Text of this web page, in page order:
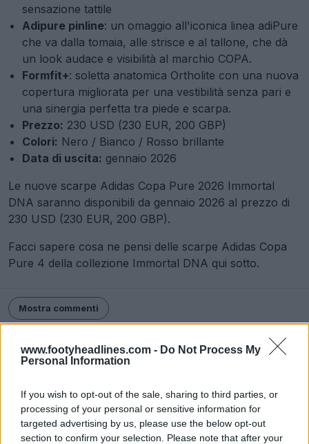
www.footyheadlines.com - Do Not Process My
Personal Information
If you wish to opt-out of the sale, sharing to third parties, or
processing of your personal or sensitive information for
targeted advertising by us, please use the below opt-out
section to confirm your selection. Please note that after your
sensazione tattile
Adipure pinline: un omaggio all'iconica linea adiPure
che va dalla tomaia, alle strisce e al tallone, che dà
un look audace e visibilità al marchio COPA.
Formfit+: soletta anatomica Ortholite con una nuova
copertura migliorata per una vestibilità senza pari e
una sinergia perfetta tra piede e scarpa.
Prezzo: 230 USD (230 EUR, 200 GBP)
Colori: Nero / Bianco / Rosso brillante
Data di uscita: gennaio 2026
Le nuove scarpe Adidas Copa Pure 2026 Immortal
DNA saranno disponibili da gennaio 2026 al prezzo di
230 USD (230 EUR, 200 GBP).
Facci sapere cosa ne pensi delle scarpe Adidas Copa
Pure 4 della collezione Immortal DNA qui sotto.
Mostra commenti
adidas Scarpe
Copa
Condividi